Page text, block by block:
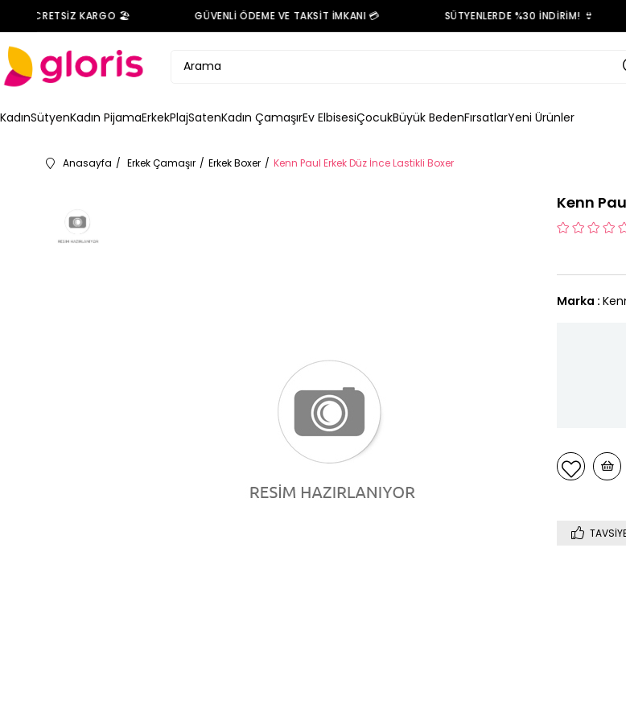
ÜCRETSİZ KARGO 🏖️ GÜVENLİ ÖDEME VE TAKSİT İMKANI 💳 SÜTYENLERDE %30 İNDİRİM! 👙
KadınSütyenKadın PijamaErkekPlajSatenKadın ÇamaşırEv ElbisesiÇocukBüyük BedenFırsatlarYeni Ürünler
Anasayfa Erkek Çamaşır Erkek Boxer Kenn Paul Erkek Düz İnce Lastikli Boxer
Kenn
Marka :